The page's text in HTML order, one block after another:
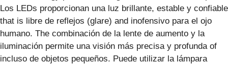
Los LEDs proporcionan una luz brillante, estable y confiable
that is libre de reflejos (glare) and inofensivo para el ojo
humano. The combinación de la lente de aumento y la
iluminación permite una visión más precisa y profunda of
incluso de objetos pequeños. Puede utilizar la lámpara